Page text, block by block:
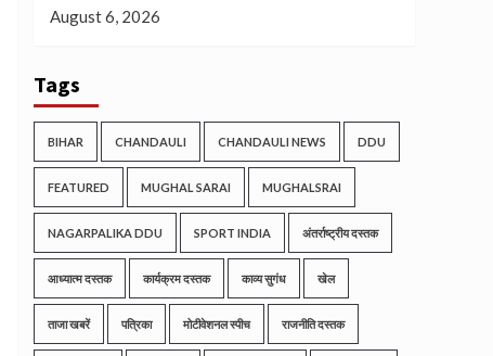
August 6, 2026
Tags
BIHAR CHANDAULI CHANDAULI NEWS DDU
FEATURED MUGHAL SARAI MUGHALSRAI
NAGARPALIKA DDU SPORT INDIA अंतर्राष्ट्रीय दस्तक
आध्यात्म दस्तक कार्यक्रम दस्तक काव्य सुगंध खेल
ताजा खबरें पत्रिका मोटीवेशनल स्पीच राजनीति दस्तक